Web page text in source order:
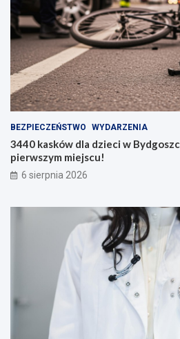
BEZPIECZEŃSTWO WYDARZENIA
3440 kasków dla dzieci w
pierwszym miejscu!
6 sierpnia 2026